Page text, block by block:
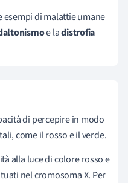
di malattie umane
e ladistrofia
di percepire in modo
come il rosso e il verde.
alla luce di colore rosso e
nel cromosoma X. Per